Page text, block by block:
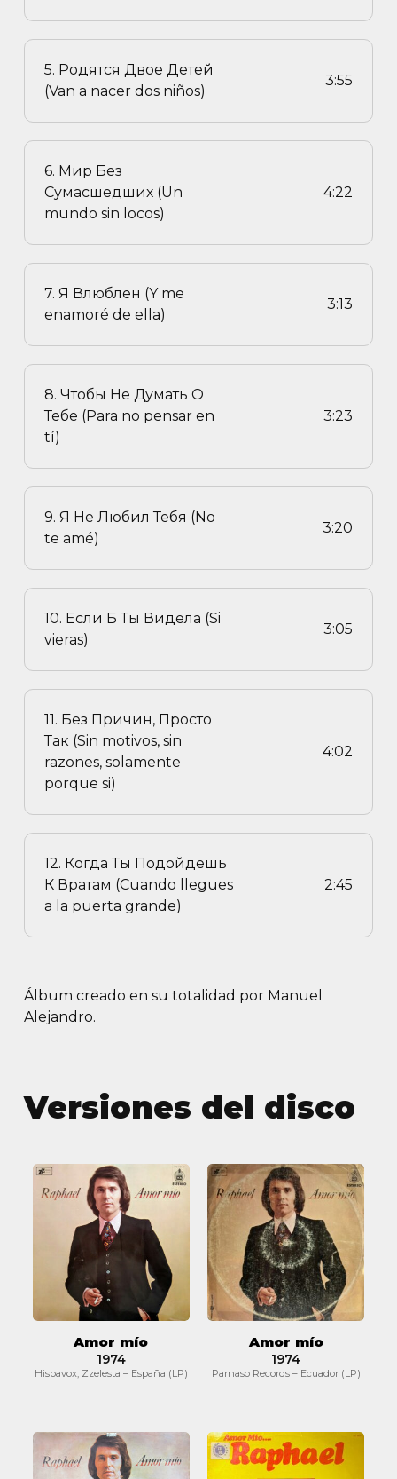
5. Родятся Двое Детей
(Van a nacer dos niños)
3:55
6. Мир Без
Сумасшедших (Un
mundo sin locos)
4:22
7. Я Влюблен (Y me
enamoré de ella)
3:13
8. Чтобы Не Думать О
Тебе (Para no pensar en
tí)
3:23
9. Я Не Любил Тебя (No
te amé)
3:20
10. Если Б Ты Видела (Si
vieras)
3:05
11. Без Причин, Просто
Так (Sin motivos, sin
razones, solamente
porque si)
4:02
12. Когда Ты Подойдешь
К Вратам (Cuando llegues
a la puerta grande)
2:45
Álbum creado en su totalidad por Manuel
Alejandro.
Versiones del disco
Amor
mío
Amor mío
1974
Hispavox, Zzelesta – España (LP)
Amor
mío
Amor mío
1974
Parnaso Records – Ecuador (LP)
Amor
mío
Amor
mío